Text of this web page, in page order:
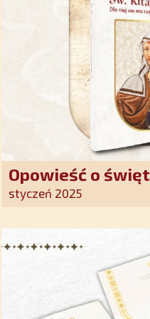
Opowieść o
oddania się
styczeń 2025